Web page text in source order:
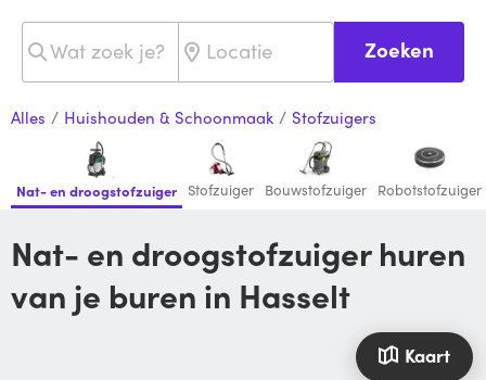
Zoeken
Alles / Huishouden & Schoonmaak / Stofzuigers
Nat- en droogstofzuiger Stofzuiger Bouwstofzuiger Robotstofzuiger
Nat- en droogstofzuiger huren
van je buren in Hasselt
Kaart